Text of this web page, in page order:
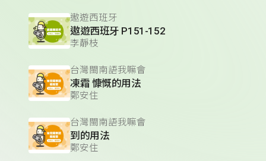
遨遊西班牙
遨遊西班牙 P151-152
李靜枝
台灣閩南語我嘛會
凍霜 慷慨的用法
鄭安住
台灣閩南語我嘛會
到的用法
鄭安住